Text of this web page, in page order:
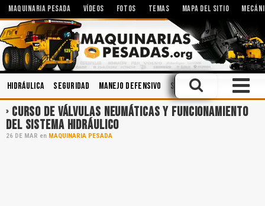
MAQUINARIA PESADA VÍDEOS FOTOS TEMAS MAPA DEL SITIO
Hidráulica Seguridad Manejo Defensivo Soldadura Lubricantes
CURSO DE VÁLVULAS NEUMÁTICAS Y FUNCIONAMIENTO
DEL SISTEMA HIDRÁULICO
26 DE MAR en MAQUINARIA PESADA